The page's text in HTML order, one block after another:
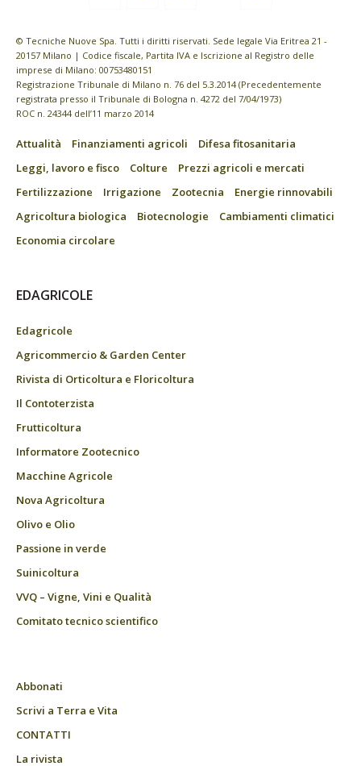
© Tecniche Nuove Spa. Tutti i diritti riservati. Sede legale Via Eritrea 21 -
20157 Milano | Codice fiscale, Partita IVA e Iscrizione al Registro delle
imprese di Milano: 00753480151
Registrazione Tribunale di Milano n. 76 del 5.3.2014 (Precedentemente
registrata presso il Tribunale di Bologna n. 4272 del 7/04/1973)
ROC n. 24344 dell’11 marzo 2014
Attualità Finanziamenti agricoli
Difesa fitosanitaria
Leggi, lavoro e fisco
Colture
Prezzi agricoli e mercati
Fertilizzazione
Irrigazione Zootecnia
Energie rinnovabili
Agricoltura biologica
Biotecnologie
Cambiamenti climatici
Economia circolare
EDAGRICOLE
Edagricole
Agricommercio & Garden Center
Rivista di Orticoltura e Floricoltura
Il Contoterzista
Frutticoltura
Informatore Zootecnico
Macchine Agricole
Nova Agricoltura
Olivo e Olio
Passione in verde
Suinicoltura
VVQ – Vigne, Vini e Qualità
Comitato tecnico scientifico
Abbonati
Scrivi a Terra e Vita
CONTATTI
La rivista